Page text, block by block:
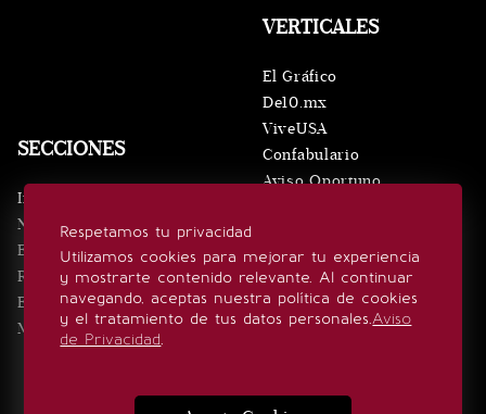
Respetamos tu privacidad
Utilizamos cookies para mejorar tu experiencia
y mostrarte contenido relevante. Al continuar
navegando, aceptas nuestra política de cookies
y el tratamiento de tus datos personales.Aviso
de Privacidad.
SECCIONES
Inicio
Noticias
Eventos
Realeza
Estilo de vida
Minuto x Minuto
VERTICALES
El Gráfico
De10.mx
ViveUSA
Confabulario
Aviso Oportuno
SÍGUENOS